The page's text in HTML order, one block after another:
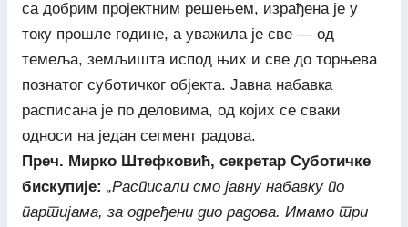
са добрим пројектним решењем, израђена је у
току прошле године, а уважила је све — од
темеља, земљишта испод њих и све до торњева
познатог суботичког објекта. Јавна набавка
расписана је по деловима, од којих се сваки
односи на један сегмент радова.
Преч. Мирко Штефковић, секретар Суботичке
бискупије: „Расписали смо јавну набавку по
партијама, за одређени дио радова. Имамо три